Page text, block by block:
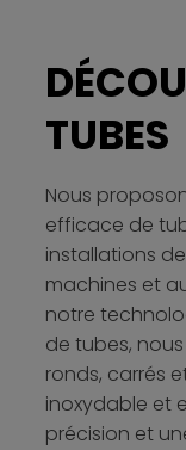
TUBES
Nous
efficace de
installations
machines et
notre
de tubes,
ronds, carrés
inoxydable et
précision et